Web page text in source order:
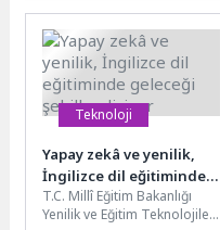
desteklemeye devam ediyor.
Kadınlara merkezde hem...
Teknoloji
Yapay zekâ ve yenilik,
İngilizce dil eğitiminde
geleceği şekillendiriyor
T.C. Millî Eğitim Bakanlığı
Yenilik ve Eğitim Teknolojileri